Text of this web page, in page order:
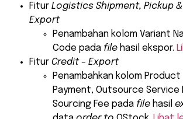
Fitur Logistics Shipment, Pickup
Export
Penambahan kolom Variant
Code pada file hasil ekspor.
Fitur Credit – Export
Penambahkan kolom Product
Payment, Outsource Service
Sourcing Fee pada file hasil